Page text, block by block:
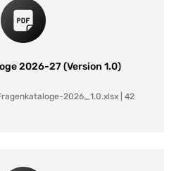
2026-27 (Version 1.0)
2026_1.0.xlsx
42